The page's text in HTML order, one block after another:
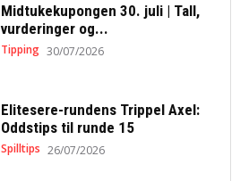
Midtukekupongen 30. juli | Tall,
vurderinger og...
Tipping 30/07/2026
Elitesere-rundens Trippel Axel:
Oddstips til runde 15
Spilltips 26/07/2026